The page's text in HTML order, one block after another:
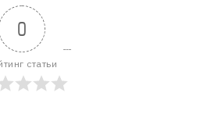
0
статьи